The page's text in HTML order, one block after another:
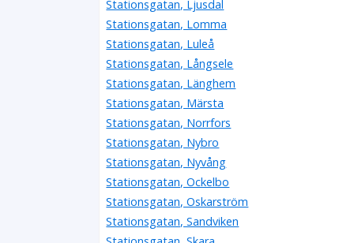
Stationsgatan, Ljusdal
Stationsgatan, Lomma
Stationsgatan, Luleå
Stationsgatan, Långsele
Stationsgatan, Länghem
Stationsgatan, Märsta
Stationsgatan, Norrfors
Stationsgatan, Nybro
Stationsgatan, Nyvång
Stationsgatan, Ockelbo
Stationsgatan, Oskarström
Stationsgatan, Sandviken